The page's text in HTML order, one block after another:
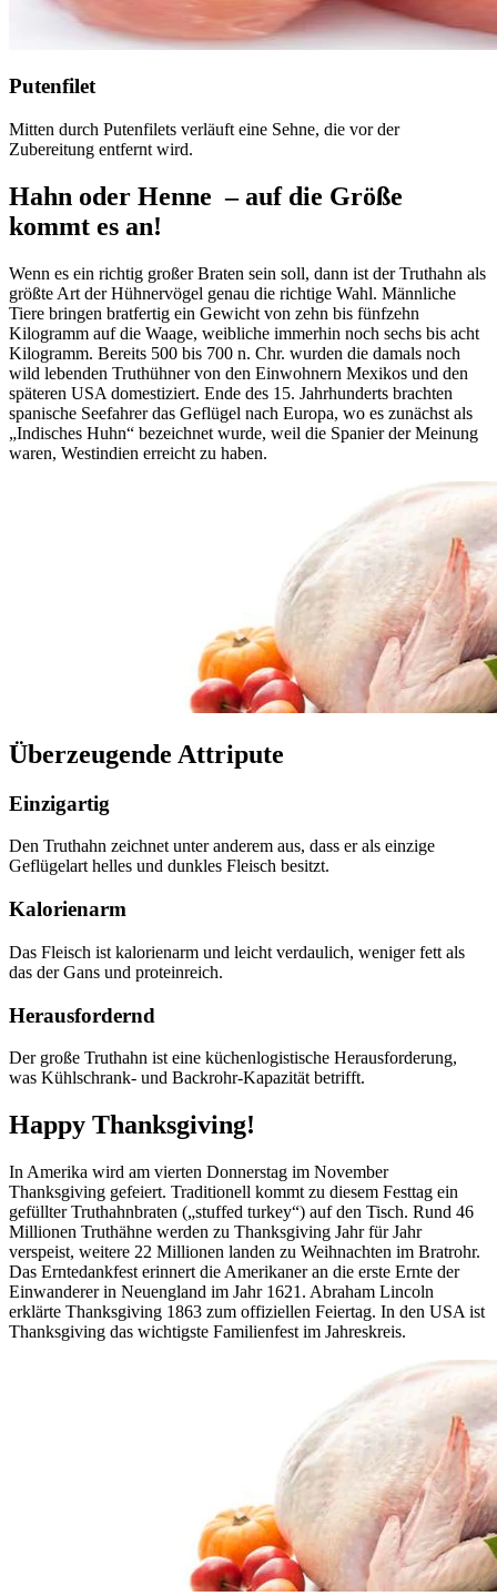
Putenfilet
Mitten durch Putenfilets verläuft eine Sehne, die vor der
Zubereitung entfernt wird.
Hahn oder Henne – auf die Größe
kommt es an!
Wenn es ein richtig großer Braten sein soll, dann ist der Truthahn als
größte Art der Hühnervögel genau die richtige Wahl. Männliche
Tiere bringen bratfertig ein Gewicht von zehn bis fünfzehn
Kilogramm auf die Waage, weibliche immerhin noch sechs bis acht
Kilogramm. Bereits 500 bis 700 n. Chr. wurden die damals noch
wild lebenden Truthühner von den Einwohnern Mexikos und den
späteren USA domestiziert. Ende des 15. Jahrhunderts brachten
spanische Seefahrer das Geflügel nach Europa, wo es zunächst als
„Indisches Huhn“ bezeichnet wurde, weil die Spanier der Meinung
waren, Westindien erreicht zu haben.
Überzeugende Attripute
Einzigartig
Den Truthahn zeichnet unter anderem aus, dass er als einzige
Geflügelart helles und dunkles Fleisch besitzt.
Kalorienarm
Das Fleisch ist kalorienarm und leicht verdaulich, weniger fett als
das der Gans und proteinreich.
Herausfordernd
Der große Truthahn ist eine küchenlogistische Herausforderung,
was Kühlschrank- und Backrohr-Kapazität betrifft.
Happy Thanksgiving!
In Amerika wird am vierten Donnerstag im November
Thanksgiving gefeiert. Traditionell kommt zu diesem Festtag ein
gefüllter Truthahnbraten („stuffed turkey“) auf den Tisch. Rund 46
Millionen Truthähne werden zu Thanksgiving Jahr für Jahr
verspeist, weitere 22 Millionen landen zu Weihnachten im Bratrohr.
Das Erntedankfest erinnert die Amerikaner an die erste Ernte der
Einwanderer in Neuengland im Jahr 1621. Abraham Lincoln
erklärte Thanksgiving 1863 zum offiziellen Feiertag. In den USA ist
Thanksgiving das wichtigste Familienfest im Jahreskreis.